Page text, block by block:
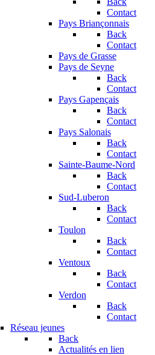
Contact
Pays Briançonnais
Back
Contact
Pays de Grasse
Pays de Seyne
Back
Contact
Pays Gapençais
Back
Contact
Pays Salonais
Back
Contact
Sainte-Baume-Nord
Back
Contact
Sud-Luberon
Back
Contact
Toulon
Back
Contact
Ventoux
Back
Contact
Verdon
Back
Contact
Réseau jeunes
Back
Actualités en lien